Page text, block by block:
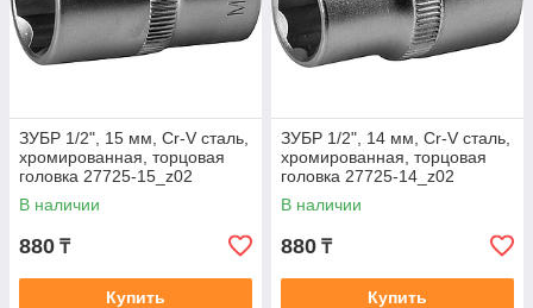
ЗУБР 1/2", 15 мм, Cr-V сталь,
хромированная, торцовая
головка 27725-15_z02
В наличии
880 ₸
Купить
ЗУБР 1/2", 14 мм, Cr-V сталь,
хромированная, торцовая
головка 27725-14_z02
В наличии
880 ₸
Купить